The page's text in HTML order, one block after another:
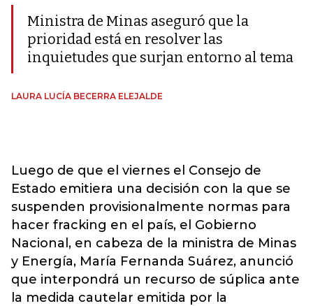
Ministra de Minas aseguró que la
prioridad está en resolver las
inquietudes que surjan entorno al tema
LAURA LUCÍA BECERRA ELEJALDE
Luego de que el viernes el Consejo de
Estado emitiera una decisión con la que se
suspenden provisionalmente normas para
hacer fracking en el país, el Gobierno
Nacional, en cabeza de la ministra de Minas
y Energía, María Fernanda Suárez, anunció
que interpondrá un recurso de súplica ante
la medida cautelar emitida por la